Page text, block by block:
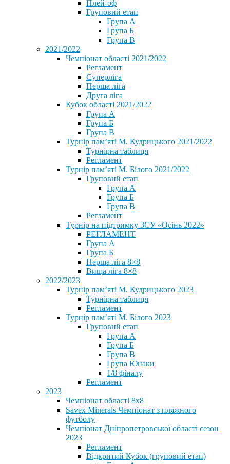
Плей-оф
Груповий етап
Група А
Група Б
Група В
2021/2022
Чемпіонат області 2021/2022
Регламент
Суперліга
Перша ліга
Друга ліга
Кубок області 2021/2022
Група А
Група Б
Група В
Турнір пам’яті М. Кудрицького 2021/2022
Турнірна таблиця
Регламент
Турнір пам’яті М. Білого 2021/2022
Груповий етап
Група А
Група Б
Група В
Регламент
Турнір на підтримку ЗСУ «Осінь 2022»
РЕГЛАМЕНТ
Група А
Група Б
Перша ліга 8×8
Вища ліга 8×8
2022/2023
Турнір пам’яті М. Кудрицького 2023
Турнірна таблиця
Регламент
Турнір пам’яті М. Білого 2023
Груповий етап
Група А
Група Б
Група В
Група Юнаки
1/8 фіналу
Регламент
2023
Чемпіонат області 8х8
Savex Minerals Чемпіонат з пляжного
футболу
Чемпіонат Дніпропетровської області сезон
2023
Регламент
Відкритий Кубок (груповий етап)